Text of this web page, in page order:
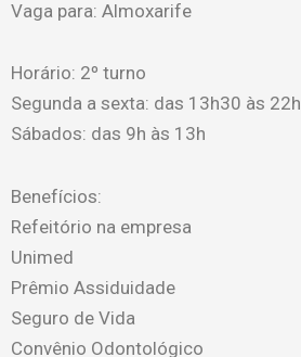
Vaga para: Almoxarife
Horário: 2º turno
Segunda a sexta: das 13h30 às 22h
Sábados: das 9h às 13h
Benefícios:
Refeitório na empresa
Unimed
Prêmio Assiduidade
Seguro de Vida
Convênio Odontológico